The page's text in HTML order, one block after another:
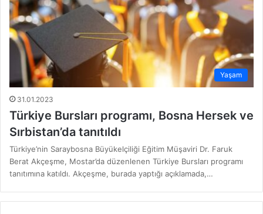
Yaşam
31.01.2023
Türkiye Bursları programı, Bosna Hersek ve
Sırbistan’da tanıtıldı
Türkiye’nin Saraybosna Büyükelçiliği Eğitim Müşaviri Dr. Faruk
Berat Akçeşme, Mostar’da düzenlenen Türkiye Bursları programı
tanıtımına katıldı. Akçeşme, burada yaptığı açıklamada,…